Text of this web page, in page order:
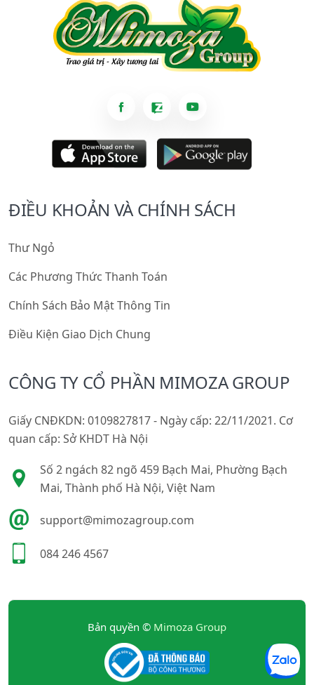
ĐIỀU KHOẢN VÀ CHÍNH SÁCH
Thư Ngỏ
Các Phương Thức Thanh Toán
Chính Sách Bảo Mật Thông Tin
Điều Kiện Giao Dịch Chung
CÔNG TY CỔ PHẦN MIMOZA GROUP
Giấy CNĐKDN: 0109827817 - Ngày cấp: 22/11/2021. Cơ
quan cấp: Sở KHDT Hà Nội
Số 2 ngách 82 ngõ 459 Bạch Mai, Phường Bạch
Mai, Thành phố Hà Nội, Việt Nam
support@mimozagroup.com
084 246 4567
Bản quyền © Mimoza Group